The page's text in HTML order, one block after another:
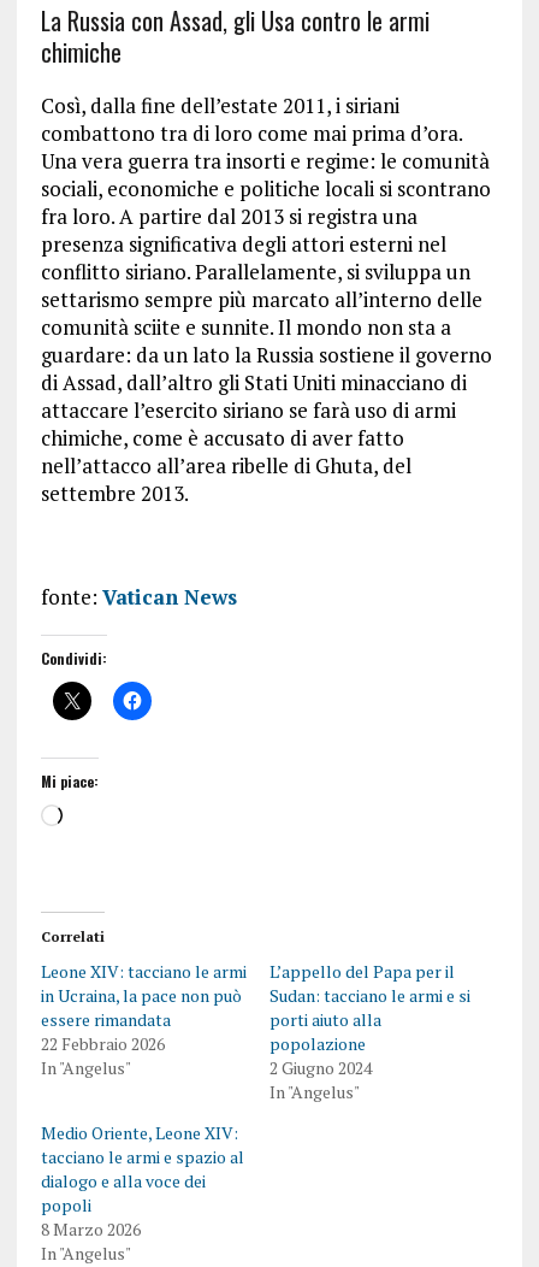
La Russia con Assad, gli Usa contro le armi
chimiche
Così, dalla fine dell’estate 2011, i siriani
combattono tra di loro come mai prima d’ora.
Una vera guerra tra insorti e regime: le comunità
sociali, economiche e politiche locali si scontrano
fra loro. A partire dal 2013 si registra una
presenza significativa degli attori esterni nel
conflitto siriano. Parallelamente, si sviluppa un
settarismo sempre più marcato all’interno delle
comunità sciite e sunnite. Il mondo non sta a
guardare: da un lato la Russia sostiene il governo
di Assad, dall’altro gli Stati Uniti minacciano di
attaccare l’esercito siriano se farà uso di armi
chimiche, come è accusato di aver fatto
nell’attacco all’area ribelle di Ghuta, del
settembre 2013.
fonte: Vatican News
Condividi:
Mi piace:
Correlati
Leone XIV: tacciano le armi
in Ucraina, la pace non può
essere rimandata
22 Febbraio 2026
In "Angelus"
L’appello del Papa per il
Sudan: tacciano le armi e si
porti aiuto alla
popolazione
2 Giugno 2024
In "Angelus"
Medio Oriente, Leone XIV:
tacciano le armi e spazio al
dialogo e alla voce dei
popoli
8 Marzo 2026
In "Angelus"